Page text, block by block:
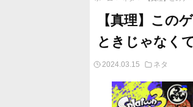
【真理】この
ときじゃなく
2024.03.15 ネタ